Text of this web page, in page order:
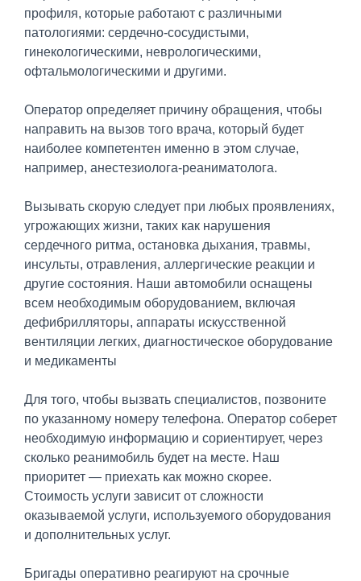
профиля, которые работают с различными
патологиями: сердечно-сосудистыми,
гинекологическими, неврологическими,
офтальмологическими и другими.
Оператор определяет причину обращения, чтобы
направить на вызов того врача, который будет
наиболее компетентен именно в этом случае,
например, анестезиолога-реаниматолога.
Вызывать скорую следует при любых проявлениях,
угрожающих жизни, таких как нарушения
сердечного ритма, остановка дыхания, травмы,
инсульты, отравления, аллергические реакции и
другие состояния. Наши автомобили оснащены
всем необходимым оборудованием, включая
дефибрилляторы, аппараты искусственной
вентиляции легких, диагностическое оборудование
и медикаменты
Для того, чтобы вызвать специалистов, позвоните
по указанному номеру телефона. Оператор соберет
необходимую информацию и сориентирует, через
сколько реанимобиль будет на месте. Наш
приоритет — приехать как можно скорее.
Стоимость услуги зависит от сложности
оказываемой услуги, используемого оборудования
и дополнительных услуг.
Бригады оперативно реагируют на срочные